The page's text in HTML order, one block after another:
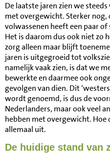
De laatste jaren zien we
met overgewicht. Sterker nog,
volwassenen heeft een paar
Het is daarom dus ook niet zo
zorg alleen maar blijft
jaren is uitgegroeid tot
namelijk vaak zien, is dat we
bewerkte en daarmee ook
gevolgen van dien. Dit
wordt genoemd, is dus de
Nederlanders, maar ook veel
hebben met overgewicht. Hoe
allemaal uit.
De huidige stand van